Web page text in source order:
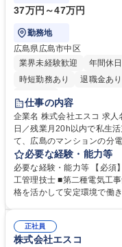
37万円～47万円
勤務地
広島県広島市中区
業界未経験歓迎
年間休
時短勤務あり
退職金あり
服装自由
仕事の内容
企業名 株式会社エスコ 求人名 【広島／電気工事施工管理】年間休日128
日／残業月20h以内で私生活充実 仕事の内容 省エネ製品を展
て、広島のマンションの分
会社や居住者様と連携し、
ます。環境負荷低減に貢献する、やりがいあ
理■品質管理■安全管理■下
のコミュニケーション 他 【
きる環境です。 募集職種 【広島／電気工事施工管理】年間休日128日／残
業月20h以内で私生活充実
必要な経験・能力等
必要な経験・能力等 【必須
工管理技士 ■第二種電気工
格を活かして安定環境で働きたい
時に感謝の言葉をいただけ
視しており、過度な残業を
正社員
株式会社エスコ